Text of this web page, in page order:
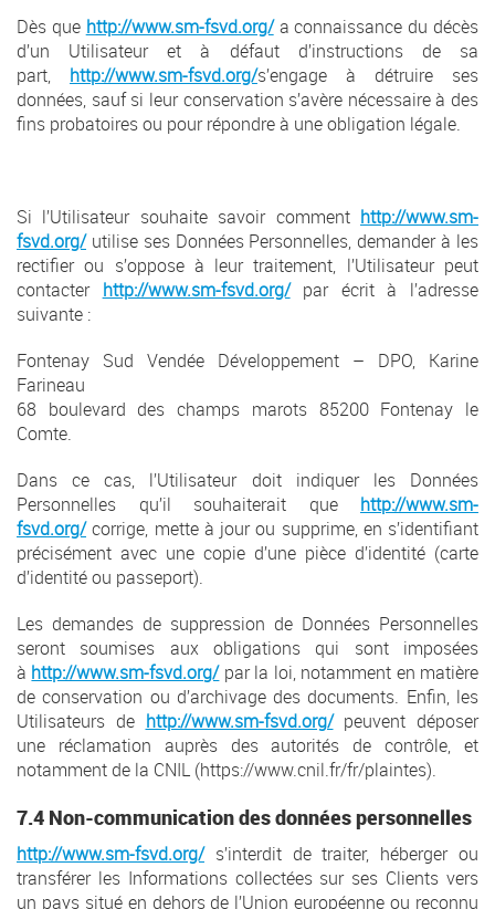
Dès que http://www.sm-fsvd.org/a connaissance du décès
d’un Utilisateur et à défaut d’instructions de sa
part, http://www.sm-fsvd.org/s’engage à détruire ses
données, sauf si leur conservation s’avère nécessaire à des
fins probatoires ou pour répondre à une obligation légale.
Si l’Utilisateur souhaite savoir comment http://www.sm-
fsvd.org/utilise ses Données Personnelles, demander à les
rectifier ou s’oppose à leur traitement, l’Utilisateur peut
contacter http://www.sm-fsvd.org/par écrit à l’adresse
suivante :
Fontenay Sud Vendée Développement – DPO, Karine
Farineau
68 boulevard des champs marots 85200 Fontenay le
Comte.
Dans ce cas, l’Utilisateur doit indiquer les Données
Personnelles qu’il souhaiterait que http://www.sm-
fsvd.org/corrige, mette à jour ou supprime, en s’identifiant
précisément avec une copie d’une pièce d’identité (carte
d’identité ou passeport).
Les demandes de suppression de Données Personnelles
seront soumises aux obligations qui sont imposées
à http://www.sm-fsvd.org/par la loi, notamment en matière
de conservation ou d’archivage des documents. Enfin, les
Utilisateurs de http://www.sm-fsvd.org/peuvent déposer
une réclamation auprès des autorités de contrôle, et
notamment de la CNIL (https://www.cnil.fr/fr/plaintes).
7.4 Non-communication des données personnelles
http://www.sm-fsvd.org/s’interdit de traiter, héberger ou
transférer les Informations collectées sur ses Clients vers
un pays situé en dehors de l’Union européenne ou reconnu